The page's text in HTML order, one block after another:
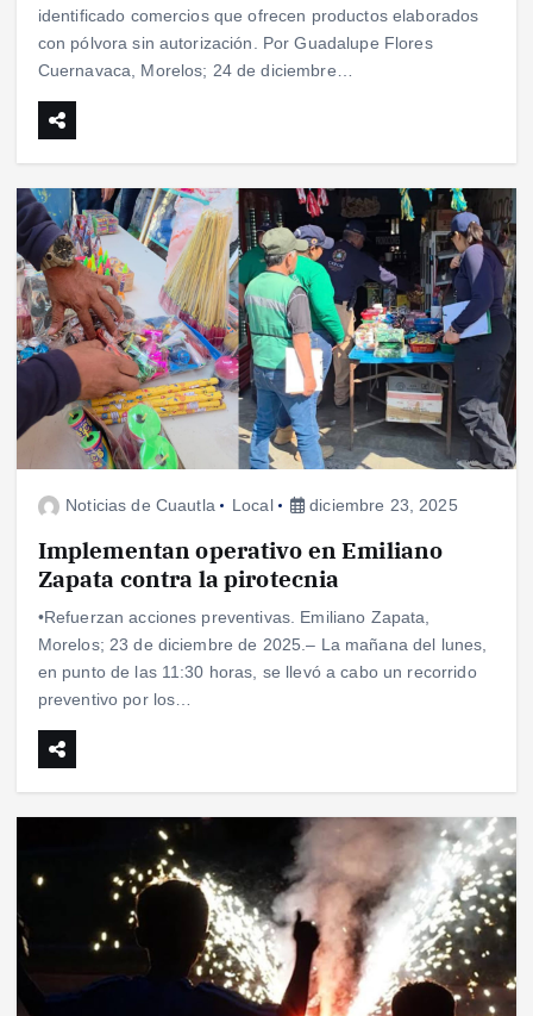
identificado comercios que ofrecen productos elaborados
con pólvora sin autorización. Por Guadalupe Flores
Cuernavaca, Morelos; 24 de diciembre…
Noticias de Cuautla Local diciembre 23, 2025
Implementan operativo en Emiliano
Zapata contra la pirotecnia
•Refuerzan acciones preventivas. Emiliano Zapata,
Morelos; 23 de diciembre de 2025.– La mañana del lunes,
en punto de las 11:30 horas, se llevó a cabo un recorrido
preventivo por los…